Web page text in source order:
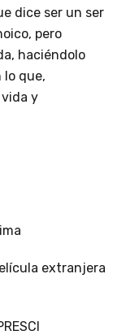
dice ser un ser
pero
haciéndolo
lo que,
y
extranjera